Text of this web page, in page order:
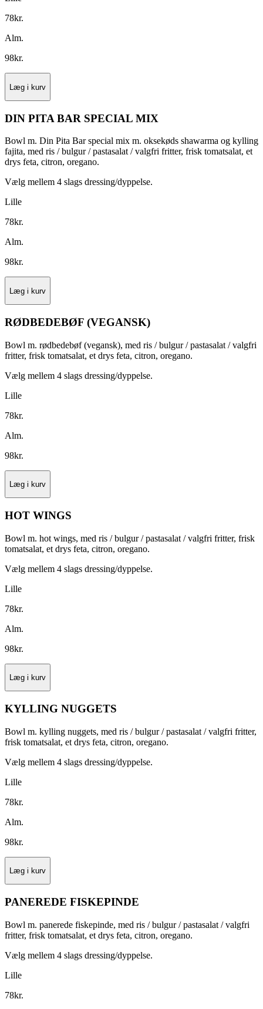
78kr.
Alm.
98kr.
Læg i kurv
DIN PITA BAR SPECIAL MIX
Bowl m. Din Pita Bar special mix m. oksekøds shawarma og kylling
fajita, med ris / bulgur / pastasalat / valgfri fritter, frisk tomatsalat, et
drys feta, citron, oregano.
Vælg mellem 4 slags dressing/dyppelse.
Lille
78kr.
Alm.
98kr.
Læg i kurv
RØDBEDEBØF (VEGANSK)
Bowl m. rødbedebøf (vegansk), med ris / bulgur / pastasalat / valgfri
fritter, frisk tomatsalat, et drys feta, citron, oregano.
Vælg mellem 4 slags dressing/dyppelse.
Lille
78kr.
Alm.
98kr.
Læg i kurv
HOT WINGS
Bowl m. hot wings, med ris / bulgur / pastasalat / valgfri fritter, frisk
tomatsalat, et drys feta, citron, oregano.
Vælg mellem 4 slags dressing/dyppelse.
Lille
78kr.
Alm.
98kr.
Læg i kurv
KYLLING NUGGETS
Bowl m. kylling nuggets, med ris / bulgur / pastasalat / valgfri fritter,
frisk tomatsalat, et drys feta, citron, oregano.
Vælg mellem 4 slags dressing/dyppelse.
Lille
78kr.
Alm.
98kr.
Læg i kurv
PANEREDE FISKEPINDE
Bowl m. panerede fiskepinde, med ris / bulgur / pastasalat / valgfri
fritter, frisk tomatsalat, et drys feta, citron, oregano.
Vælg mellem 4 slags dressing/dyppelse.
Lille
78kr.